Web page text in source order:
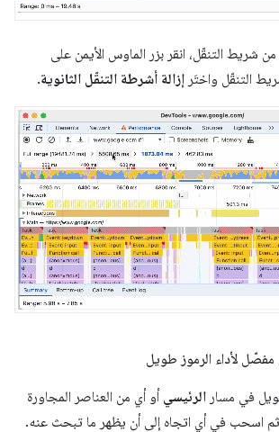
من شريط التنقّل، انقر بزر الماوس الأيمن على
التنقّل واختَر إزالة أشرطة التنقّل الثانوية.
لأداء الرموز طويل
في مسار الرئيسي أو أي من العناصر المجاورة
ثم اسحب في أي اتجاه إلى أن يظهر ما تبحث عنه.